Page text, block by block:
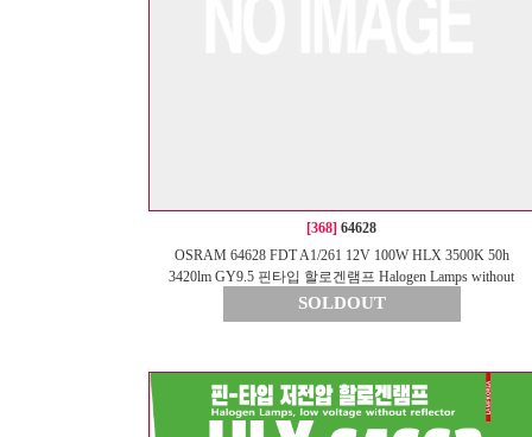
[368] 64628
OSRAM 64628 FDT A1/261 12V 100W HLX 3500K 50h
3420lm GY9.5 핀타입 할로겐램프 Halogen Lamps without
reflector
SOLDOUT